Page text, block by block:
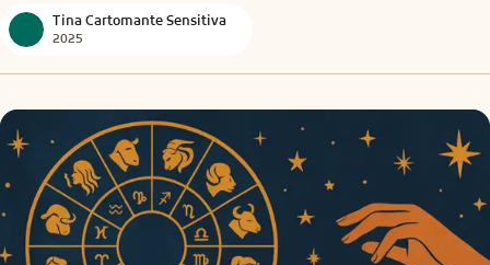
Tina Cartomante Sensitiva
2025